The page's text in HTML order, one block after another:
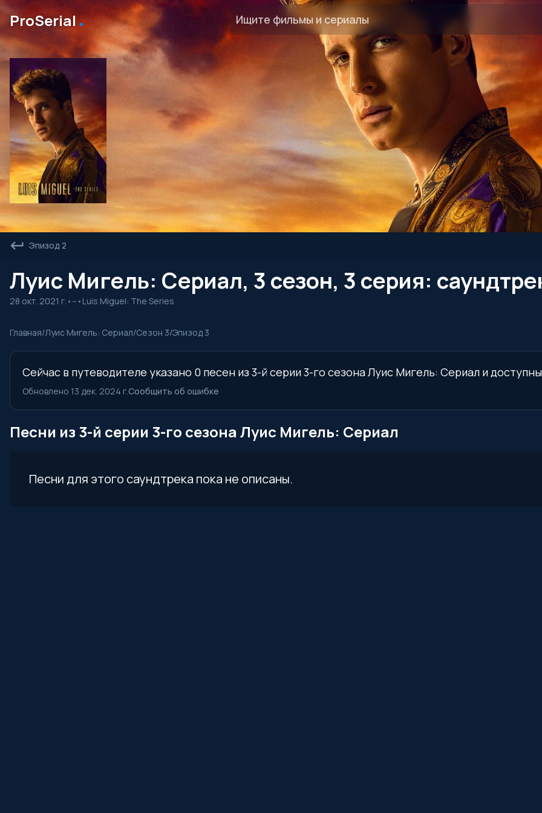
ProSerial․
Эпизод 2
Луис Мигель: Сериал, 3 сезон, 3 серия:
28 окт. 2021 г. • -- • Luis Miguel: The Series
Главная/Луис Мигель: Сериал/Сезон 3/Эпизод 3
Сейчас в путеводителе указано 0 песен из 3-й серии 3-го сезона Луис Мигель: Сериал и
Обновлено 13 дек. 2024 г.Сообщить об ошибке
Песни из 3-й серии 3-го сезона Луис Мигель: Сериал
Песни для этого саундтрека пока не описаны.